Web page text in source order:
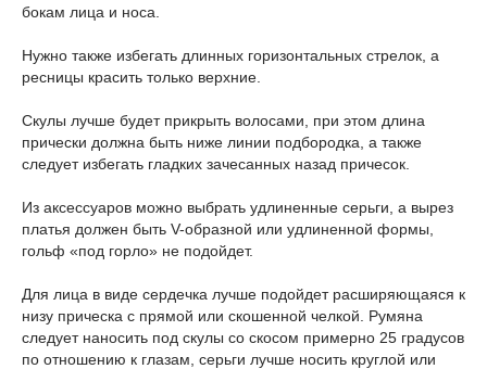
бокам лица и носа.
Нужно также избегать длинных горизонтальных стрелок, а
ресницы красить только верхние.
Скулы лучше будет прикрыть волосами, при этом длина
прически должна быть ниже линии подбородка, а также
следует избегать гладких зачесанных назад причесок.
Из аксессуаров можно выбрать удлиненные серьги, а вырез
платья должен быть V-образной или удлиненной формы,
гольф «под горло» не подойдет.
Для лица в виде сердечка лучше подойдет расширяющаяся к
низу прическа с прямой или скошенной челкой. Румяна
следует наносить под скулы со скосом примерно 25 градусов
по отношению к глазам, серьги лучше носить круглой или